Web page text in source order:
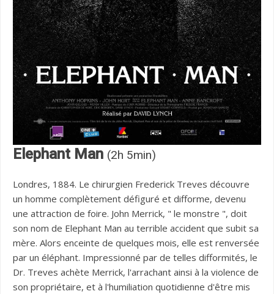
Elephant Man (2h 5min)
Londres, 1884. Le chirurgien Frederick Treves découvre
un homme complètement défiguré et difforme, devenu
une attraction de foire. John Merrick, " le monstre ", doit
son nom de Elephant Man au terrible accident que subit sa
mère. Alors enceinte de quelques mois, elle est renversée
par un éléphant. Impressionné par de telles difformités, le
Dr. Treves achète Merrick, l'arrachant ainsi à la violence de
son propriétaire, et à l'humiliation quotidienne d'être mis